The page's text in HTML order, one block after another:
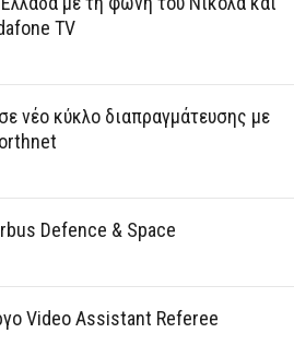
TV
νέο κύκλο διαπραγμάτευσης με
Defence & Space
Video Assistant Referee